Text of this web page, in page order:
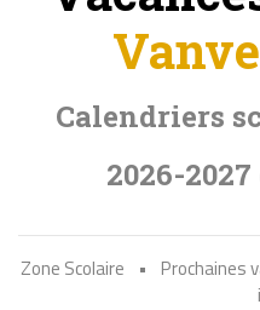
Calendriers
2026-
Zone Scolaire • Prochaines